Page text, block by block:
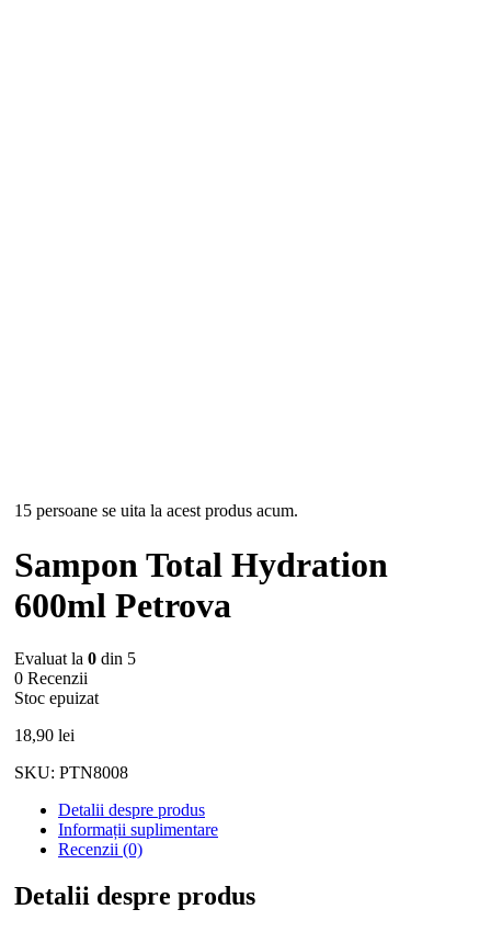
15 persoane se uita la acest produs acum.
Sampon Total Hydration
600ml Petrova
Evaluat la 0 din 5
0 Recenzii
Stoc epuizat
18,90 lei
SKU: PTN8008
Detalii despre produs
Informații suplimentare
Recenzii (0)
Detalii despre produs